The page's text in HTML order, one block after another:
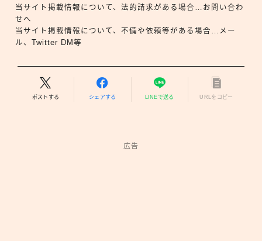
当サイト掲載情報について、法的請求がある場合…お問い合わ
せへ
当サイト掲載情報について、不備や依頼等がある場合…メー
ル、Twitter DM等
ポストする シェアする LINEで送る URLをコピー
広告